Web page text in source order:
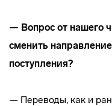
— Вопрос от нашего
сменить
поступления?
— Переводы, как и